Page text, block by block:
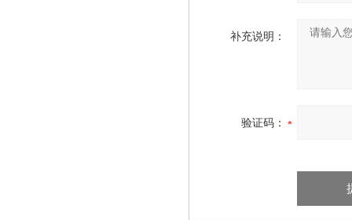
补充说明：
验证码：